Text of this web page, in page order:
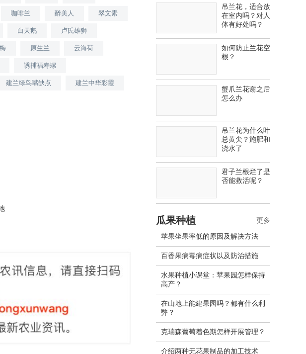
咖啡兰 醉美人 翠文素
白天鹅 卢氏雄狮
原生兰 云海荷
诱捕福寿螺
建兰绿鸟嘴缺点 建兰中华彩霞
吊兰花，适合放
在室内吗？对人
体有好处吗？
如何防止兰花空
根？
蟹爪兰花谢之后
怎么办
吊兰花为什么叶
总黄尖？施肥和
浇水了
君子兰根烂了是
否能救活呢？
瓜果种植
苹果坐果率低的原因及解决方法
百香果病毒病症状以及防治措施
水果种植小课堂：苹果园怎样保持
高产？
在山地上能建果园吗？都有什么利
弊？
克瑞森葡萄着色期怎样开展管理？
介绍两种无花果制品的加工技术
更多